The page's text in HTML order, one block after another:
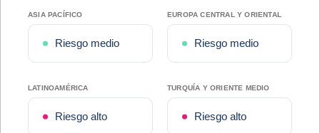
ASIA PACÍFICO
Riesgo medio
EUROPA CENTRAL Y ORIENTAL
Riesgo medio
LATINOAMÉRICA
Riesgo alto
TURQUÍA Y ORIENTE MEDIO
Riesgo alto